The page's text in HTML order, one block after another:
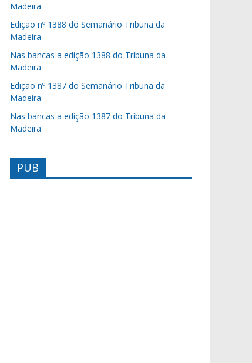
Madeira
Edição nº 1388 do Semanário Tribuna da
Madeira
Nas bancas a edição 1388 do Tribuna da
Madeira
Edição nº 1387 do Semanário Tribuna da
Madeira
Nas bancas a edição 1387 do Tribuna da
Madeira
PUB